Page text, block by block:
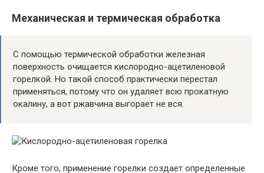
Механическая и термическая обработка
С помощью термической обработки железная
поверхность очищается кислородно-ацетиленовой
горелкой. Но такой способ практически перестал
применяться, потому что он удаляет всю прокатную
окалину, а вот ржавчина выгорает не вся.
Кроме того, применение горелки создает определенные